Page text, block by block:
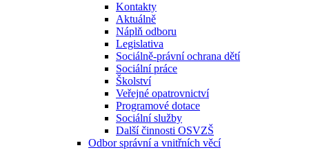
Kontakty
Aktuálně
Náplň odboru
Legislativa
Sociálně-právní ochrana dětí
Sociální práce
Školství
Veřejné opatrovnictví
Programové dotace
Sociální služby
Další činnosti OSVZŠ
Odbor správní a vnitřních věcí